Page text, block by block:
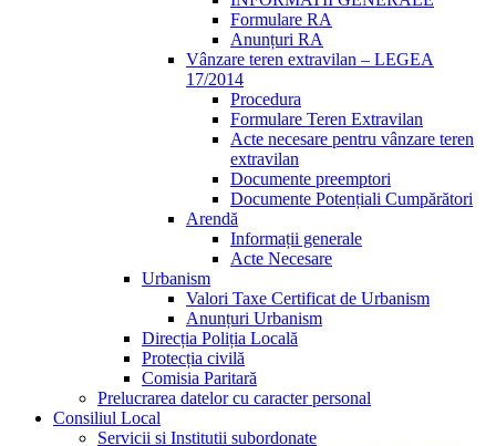
Formulare RA
Anunțuri RA
Vânzare teren extravilan – LEGEA
17/2014
Procedura
Formulare Teren Extravilan
Acte necesare pentru vânzare teren
extravilan
Documente preemptori
Documente Potențiali Cumpărători
Arendă
Informații generale
Acte Necesare
Urbanism
Valori Taxe Certificat de Urbanism
Anunțuri Urbanism
Direcția Poliția Locală
Protecția civilă
Comisia Paritară
Prelucrarea datelor cu caracter personal
Consiliul Local
Servicii si Institutii subordonate